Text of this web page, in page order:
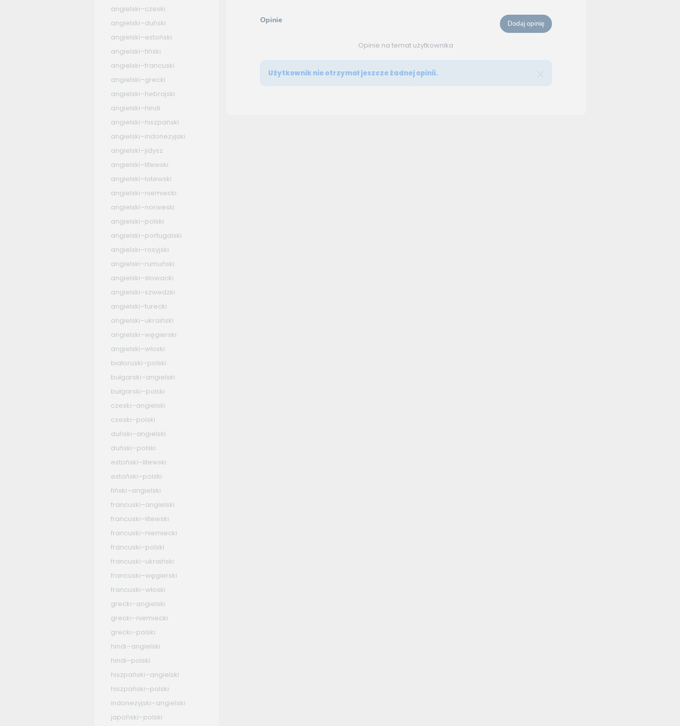
angielski–czeski
angielski–duński
angielski–estoński
angielski–fiński
angielski–francuski
angielski–grecki
angielski–hebrajski
angielski–hindi
angielski–hiszpański
angielski–indonezyjski
angielski–jidysz
angielski–litewski
angielski–łotewski
angielski–niemiecki
angielski–norweski
angielski–polski
angielski–portugalski
angielski–rosyjski
angielski–rumuński
angielski–słowacki
angielski–szwedzki
angielski–turecki
angielski–ukraiński
angielski–węgierski
angielski–włoski
białoruski–polski
bułgarski–angielski
bułgarski–polski
czeski–angielski
czeski–polski
duński–angielski
duński–polski
estoński–litewski
estoński–polski
fiński–angielski
francuski–angielski
francuski–litewski
francuski–niemiecki
francuski–polski
francuski–ukraiński
francuski–węgierski
francuski–włoski
grecki–angielski
grecki–niemiecki
grecki–polski
hindi–angielski
hindi–polski
hiszpański–angielski
hiszpański–polski
indonezyjski–angielski
japoński–polski
Opinie Dodaj opinię
Opinie na temat użytkownika
Użytkownik nie otrzymał jeszcze żadnej opinii.